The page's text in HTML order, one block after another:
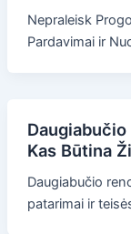
Nepraleisk
Pardavimai ir
Kas Būtina
Daugiabučio
patarimai ir